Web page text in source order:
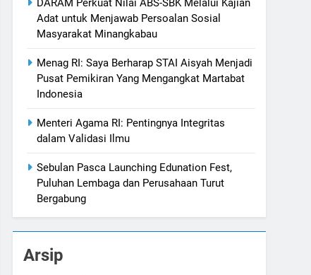
DARAM Perkuat Nilai ABS-SBK Melalui Kajian
Adat untuk Menjawab Persoalan Sosial
Masyarakat Minangkabau
Menag RI: Saya Berharap STAI Aisyah Menjadi
Pusat Pemikiran Yang Mengangkat Martabat
Indonesia
Menteri Agama RI: Pentingnya Integritas
dalam Validasi Ilmu
Sebulan Pasca Launching Edunation Fest,
Puluhan Lembaga dan Perusahaan Turut
Bergabung
Arsip